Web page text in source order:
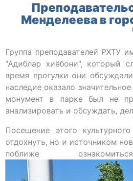
Менделеева в
Группа преподавателей РХТУ
"Адиблар хиёбони", который
время прогулки они
наследие оказало
монумент в парке был не
анализировать и обсуждать,
Посещение этого
отдохнуть, но и источником
поближе